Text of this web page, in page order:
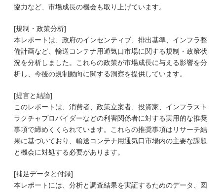
協力など、市場成長の機会も取り上げています。
[規制・政策分析]
本レポートは、政府のインセンティブ、排出基準、インフラ整
備計画など、輸送コンテナ用通気口市場に関する規制・政策状
況を分析しました。これらの政策が市場成長に与える影響を分
析し、今後の規制動向に関する洞察を提供しています。
[提言と結論]
このレポートは、消費者、政策立案者、投資家、インフラスト
ラクチャプロバイダーなどの利害関係者に対する実用的な推奨
事項で締めくくられています。これらの推奨事項はリサーチ結
果に基づいており、輸送コンテナ用通気口市場内の主要な課題
と機会に対処する必要があります。
[補足データと付録]
本レポートには、分析と調査結果を実証するためのデータ、図